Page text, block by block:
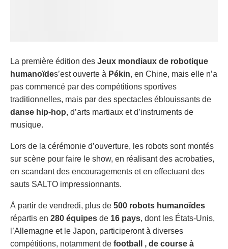
La première édition des Jeux mondiaux de robotique
humanoïdes’est ouverte à Pékin, en Chine, mais elle n’a
pas commencé par des compétitions sportives
traditionnelles, mais par des spectacles éblouissants de
danse hip-hop, d’arts martiaux et d’instruments de
musique.
Lors de la cérémonie d’ouverture, les robots sont montés
sur scène pour faire le show, en réalisant des acrobaties,
en scandant des encouragements et en effectuant des
sauts SALTO impressionnants.
À partir de vendredi, plus de 500 robots humanoïdes
répartis en 280 équipes de 16 pays, dont les États-Unis,
l’Allemagne et le Japon, participeront à diverses
compétitions, notamment de football
, de course à